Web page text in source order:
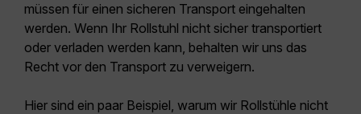
müssen für einen sicheren Transport eingehalten
werden. Wenn Ihr Rollstuhl nicht sicher transportiert
oder verladen werden kann, behalten wir uns das
Recht vor den Transport zu verweigern.
Hier sind ein paar Beispiel, warum wir Rollstühle nicht